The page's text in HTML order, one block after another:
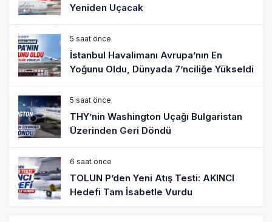
Yeniden Uçacak
5 saat önce
İstanbul Havalimanı Avrupa’nın En
Yoğunu Oldu, Dünyada 7’nciliğe Yükseldi
5 saat önce
THY’nin Washington Uçağı Bulgaristan
Üzerinden Geri Döndü
6 saat önce
TOLUN P’den Yeni Atış Testi: AKINCI
Hedefi Tam İsabetle Vurdu